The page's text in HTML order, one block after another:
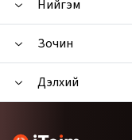
Нийгэм
Зочин
Дэлхий